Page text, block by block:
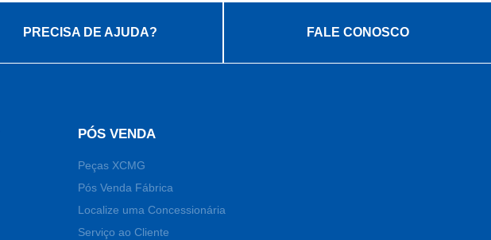
PRECISA DE AJUDA? FALE CONOSCO
PÓS VENDA
Peças XCMG
Pós Venda Fábrica
Localize uma Concessionária
Serviço ao Cliente